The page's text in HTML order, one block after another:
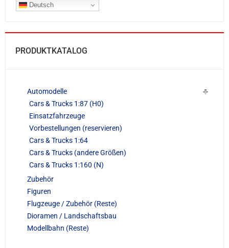
Deutsch
PRODUKTKATALOG
Automodelle
Cars & Trucks 1:87 (H0)
Einsatzfahrzeuge
Vorbestellungen (reservieren)
Cars & Trucks 1:64
Cars & Trucks (andere Größen)
Cars & Trucks 1:160 (N)
Zubehör
Figuren
Flugzeuge / Zubehör (Reste)
Dioramen / Landschaftsbau
Modellbahn (Reste)